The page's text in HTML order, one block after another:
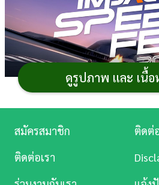
ดูรูปภาพ และ เนื้อ
บันเทิง
ดู
หนัง
สมัครสมาชิก
ติดต่
ติดต่อเรา